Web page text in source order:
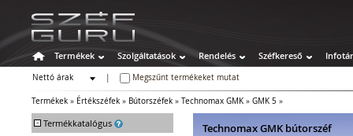
Termékek Szolgáltatások Rendelés Széfkereső Infotár
Nettó árak
Megszűnt termékeket mutat
Termékek » Értékszéfek » Bútorszéfek » Technomax GMK » GMK 5 »
- Termékkatalógus
Technomax GMK bútorszéf